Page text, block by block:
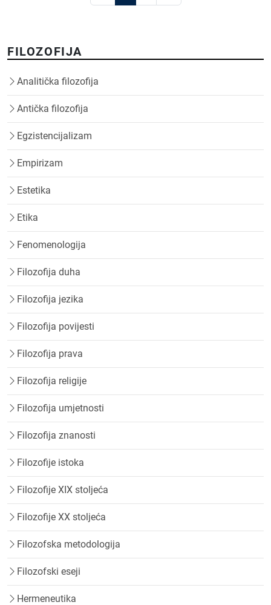
FILOZOFIJA
Analitička filozofija
Antička filozofija
Egzistencijalizam
Empirizam
Estetika
Etika
Fenomenologija
Filozofija duha
Filozofija jezika
Filozofija povijesti
Filozofija prava
Filozofija religije
Filozofija umjetnosti
Filozofija znanosti
Filozofije istoka
Filozofije XIX stoljeća
Filozofije XX stoljeća
Filozofska metodologija
Filozofski eseji
Hermeneutika